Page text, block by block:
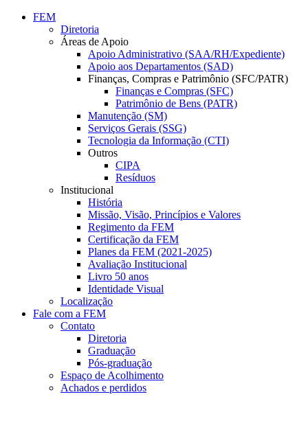
Conteúdo principal
FEM
Diretoria
Áreas de Apoio
Apoio Administrativo (SAA/RH/Expediente)
Apoio aos Departamentos (SAD)
Finanças, Compras e Patrimônio (SFC/PATR)
Finanças e Compras (SFC)
Patrimônio de Bens (PATR)
Manutenção (SM)
Serviços Gerais (SSG)
Tecnologia da Informação (CTI)
Outros
CIPA
Resíduos
Institucional
História
Missão, Visão, Princípios e Valores
Regimento da FEM
Certificação da FEM
Planes da FEM (2021-2025)
Avaliação Institucional
Livro 50 anos
Identidade Visual
Localização
Fale com a FEM
Contato
Diretoria
Graduação
Pós-graduação
Espaço de Acolhimento
Achados e perdidos